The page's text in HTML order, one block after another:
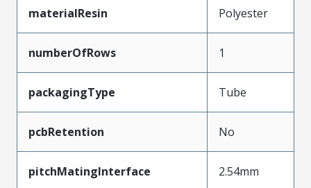
materialResin Polyester
numberOfRows 1
packagingType Tube
pcbRetention No
pitchMatingInterface 2.54mm